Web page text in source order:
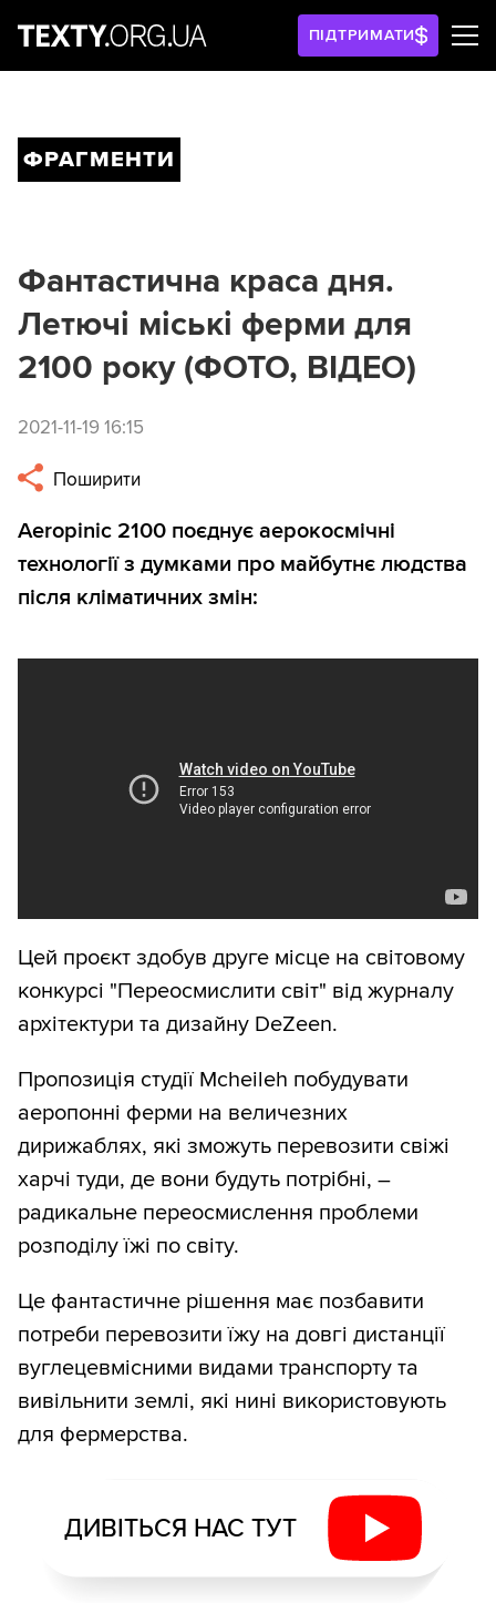
ПІДТРИМАТИ
ФРАГМЕНТИ
Фантастична краса дня.
Летючі міські ферми для
2100 року (ФОТО, ВІДЕО)
2021-11-19 16:15
Поширити
Aeropinic 2100 поєднує аерокосмічні
технології з думками про майбутнє людства
після кліматичних змін:
Цей проєкт здобув друге місце на світовому
конкурсі "Переосмислити світ" від журналу
архітектури та дизайну DeZeen.
Пропозиція студії Mcheileh побудувати
аеропонні ферми на величезних
дирижаблях, які зможуть перевозити свіжі
харчі туди, де вони будуть потрібні, –
радикальне переосмислення проблеми
розподілу їжі по світу.
Це фантастичне рішення має позбавити
потреби перевозити їжу на довгі дистанції
вуглецевмісними видами транспорту та
вивільнити землі, які нині використовують
для фермерства.
ДИВІТЬСЯ НАС ТУТ